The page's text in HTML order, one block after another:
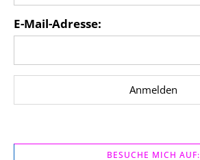
E-Mail-Adresse:
BESUCHE MICH AUF: